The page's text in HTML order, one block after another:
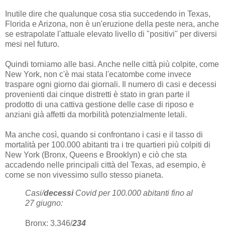
Inutile dire che qualunque cosa stia succedendo in Texas,
Florida e Arizona, non è un'eruzione della peste nera, anche
se estrapolate l'attuale elevato livello di "positivi" per diversi
mesi nel futuro.
Quindi torniamo alle basi. Anche nelle città più colpite, come
New York, non c'è mai stata l'ecatombe come invece
traspare ogni giorno dai giornali. Il numero di casi e decessi
provenienti dai cinque distretti è stato in gran parte il
prodotto di una cattiva gestione delle case di riposo e
anziani già affetti da morbilità potenzialmente letali.
Ma anche così, quando si confrontano i casi e il tasso di
mortalità per 100.000 abitanti tra i tre quartieri più colpiti di
New York (Bronx, Queens e Brooklyn) e ciò che sta
accadendo nelle principali città del Texas, ad esempio, è
come se non vivessimo sullo stesso pianeta.
Casi/decessiCovid per 100.000 abitanti fino al
27 giugno:
Bronx: 3.346/234